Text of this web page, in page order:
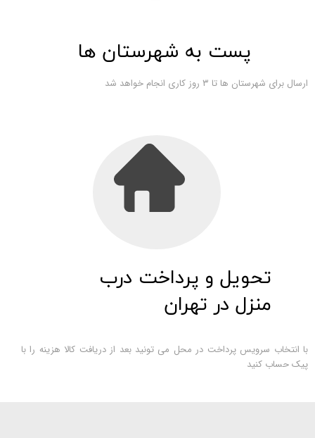
ارسال برای شهرستان ها تا ۳ روز کاری انجام خواهد شد
پست به شهرستان ها
با انتخاب سرویس پرداخت در محل می تونید بعد از دریافت کالا هزینه را با
پیک حساب کنید
تحویل و پرداخت درب
منزل در تهران